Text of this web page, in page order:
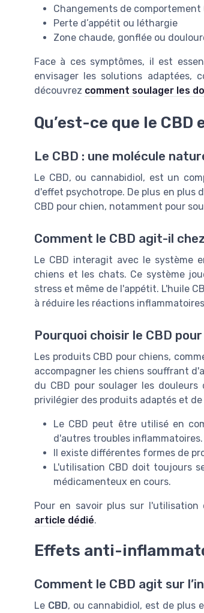
Changements de
Perte d’appétit ou léthargie
Zone chaude, gonflée ou
Face à ces symptômes, il est
envisager les solutions adaptées,
découvrez comment soulager les
Qu’est-ce que le
Le CBD : une molécule
Le CBD, ou cannabidiol, est un
d'effet psychotrope. De plus en plus
CBD pour chien, notamment pour
Comment le CBD agit-il
Le CBD interagit avec le système
chiens et les chats. Ce système
stress et même de l'appétit. L'huile
à réduire les réactions
Pourquoi choisir le CBD
Les produits CBD pour chiens,
accompagner les chiens souffrant
du CBD pour soulager les
privilégier des produits adaptés et
Le CBD peut être utilisé en
d'autres troubles inflammatoires.
Il existe différentes formes de
L'utilisation CBD doit toujours
médicamenteux en cours.
Pour en savoir plus sur
article dédié.
Effets anti-
Comment le CBD agit sur
Le CBD, ou cannabidiol, est de plus